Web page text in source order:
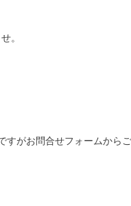
。
すがお問合せフォームから